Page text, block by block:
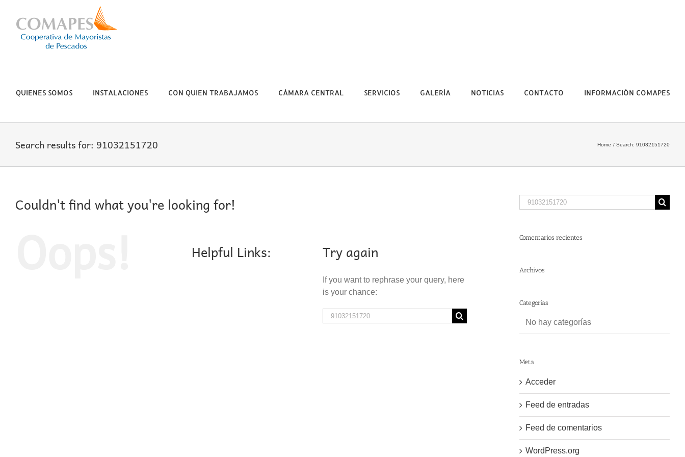
content
QUIENES SOMOS INSTALACIONES CON QUIEN TRABAJAMOS CÁMARA CENTRAL SERVICIOS GALERÍA NOTICIAS CONTACTO INFORMACIÓN COMAPES
Search results for: 91032151720 Home Search: 91032151720
Couldn't find what you're looking for!
Helpful Links: Try again
If you want to rephrase your query, here
is your chance:
Search
for:
Search
for:
Comentarios recientes
Archivos
Categorías
No hay categorías
Meta
Acceder
Feed de entradas
Feed de comentarios
WordPress.org